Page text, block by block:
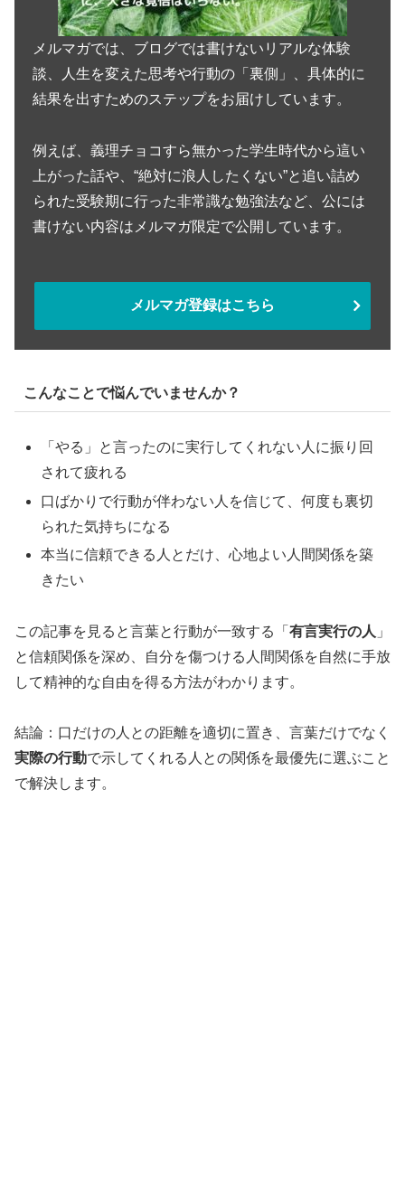
メルマガでは、ブログでは書けないリアルな体験
談、人生を変えた思考や行動の「裏側」、具体的に
結果を出すためのステップをお届けしています。
例えば、義理チョコすら無かった学生時代から這い
上がった話や、“絶対に浪人したくない”と追い詰め
られた受験期に行った非常識な勉強法など、公には
書けない内容はメルマガ限定で公開しています。
メルマガ登録はこちら
こんなことで悩んでいませんか？
「やる」と言ったのに実行してくれない人に振り回
されて疲れる
口ばかりで行動が伴わない人を信じて、何度も裏切
られた気持ちになる
本当に信頼できる人とだけ、心地よい人間関係を築
きたい
この記事を見ると言葉と行動が一致する「 有言実行の人 」
と信頼関係を深め、自分を傷つける人間関係を自然に手放
して精神的な自由を得る方法がわかります。
結論：口だけの人との距離を適切に置き、言葉だけでなく
実際の行動で示してくれる人との関係を最優先に選ぶこと
で解決します。